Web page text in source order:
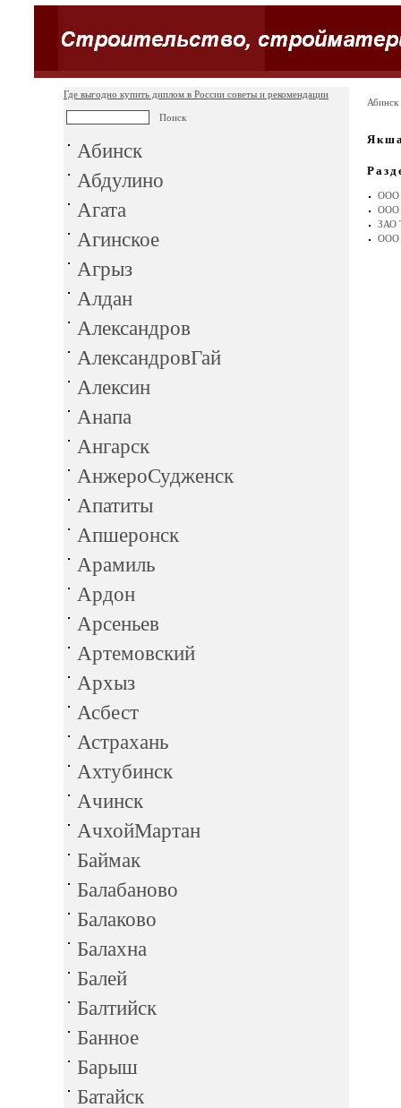
Где выгодно купить диплом в России советы и рекомендации
Абинск
Абдулино
Агата
Агинское
Агрыз
Алдан
Александров
АлександровГай
Алексин
Анапа
Ангарск
АнжероСудженск
Апатиты
Апшеронск
Арамиль
Ардон
Арсеньев
Артемовский
Архыз
Асбест
Астрахань
Ахтубинск
Ачинск
АчхойМартан
Баймак
Балабаново
Балаково
Балахна
Балей
Балтийск
Банное
Барыш
Батайск
Абинск
ООО
ООО
ЗАО
ООО